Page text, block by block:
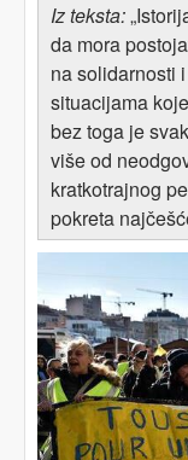
Iz teksta:
da mora
na solidarnosti
situacijama
bez toga je
više od
kratkotrajnog
pokreta